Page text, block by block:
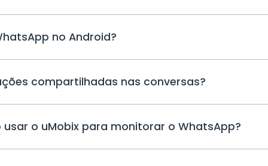
em tempo real.
começar o rastreamento.
no Android?
todas as mensagens do WhatsApp
histórico de mensagens, que estará
"recebido". Você também poderá ver
elas ficam armazenadas no seu
dispositivo monitorado.
compartilhadas nas conversas?
monitorar a localização de uma
diretamente no mapa, sem que ela
o uMobix para monitorar o WhatsApp?